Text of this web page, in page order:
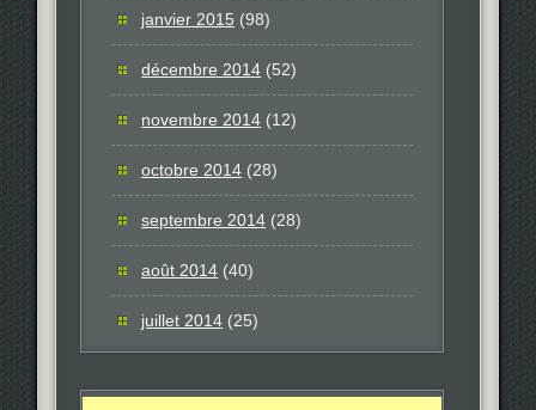
janvier 2015 (98)
décembre 2014 (52)
novembre 2014 (12)
octobre 2014 (28)
septembre 2014 (28)
août 2014 (40)
juillet 2014 (25)